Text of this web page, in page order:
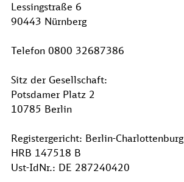
Lessingstraße 6
90443 Nürnberg
Telefon 0800 32687386
Sitz der Gesellschaft:
Potsdamer Platz 2
10785 Berlin
Registergericht: Berlin-Charlottenburg
HRB 147518 B
Ust-IdNr.: DE 287240420